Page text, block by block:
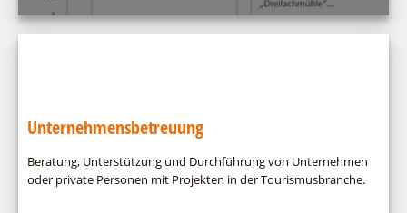
Unternehmensbetreuung
Beratung, Unterstützung und Durchführung von Unternehmen
oder private Personen mit Projekten in der Tourismusbranche.